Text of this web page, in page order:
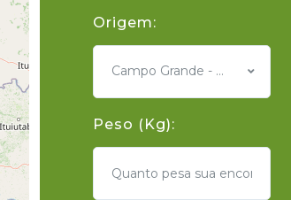
Origem:
Campo Grande - MS
Peso (Kg):